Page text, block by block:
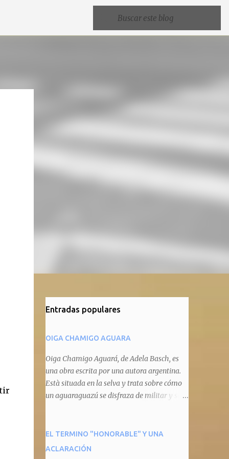
Entradas populares
OIGA CHAMIGO AGUARA
Oiga Chamigo Aguará, de Adela Basch, es
una obra escrita por una autora argentina.
Està situada en la selva y trata sobre cómo
un aguaraguazú se disfraza de militar y se
animal que pretenda circular por ahí. En
primera instancia aparece Teteu, el tero,
EL TERMINO "HONORABLE" Y UNA
ACLARACIÓN